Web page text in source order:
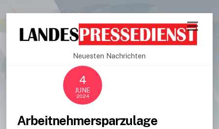
Neuesten Nachrichten
4
JUNE
2024
Arbeitnehmersparzulage